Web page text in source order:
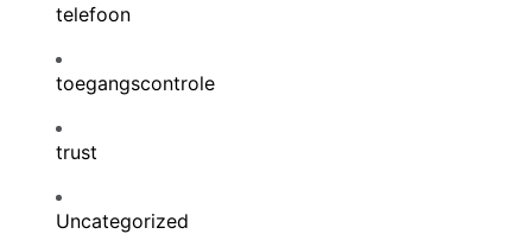
telefoon
toegangscontrole
trust
Uncategorized